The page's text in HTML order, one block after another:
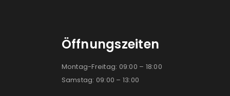
Öffnungszeiten
Montag-Freitag: 09:00 – 18:00
Samstag: 09:00 – 13:00